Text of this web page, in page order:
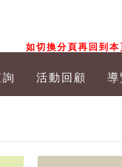
如切換分頁再回到
活動回顧 導